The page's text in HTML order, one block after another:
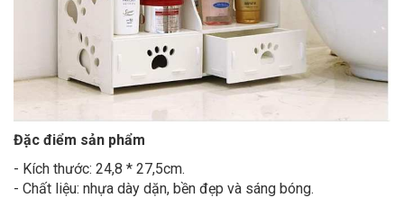
Đặc điểm sản phẩm
- Kích thước: 24,8 * 27,5cm.
- Chất liệu: nhựa dày dặn, bền đẹp và sáng bóng.